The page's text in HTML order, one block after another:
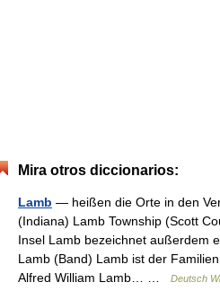
Mira otros diccionarios:
Lamb — heißen die Orte in den
(Indiana) Lamb Township (Scott
Insel Lamb bezeichnet außerdem
Lamb (Band) Lamb ist der
Alfred William Lamb… …
Deutsch